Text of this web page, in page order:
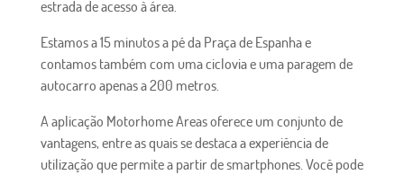
estrada de acesso à área.
Estamos a 15 minutos a pé da Praça de Espanha e
contamos também com uma ciclovia e uma paragem de
autocarro apenas a 200 metros.
A aplicação Motorhome Areas oferece um conjunto de
vantagens, entre as quais se destaca a experiência de
utilização que permite a partir de smartphones. Você pode